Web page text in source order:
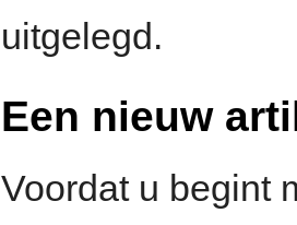
uitgelegd.
Een nieuw
Voordat u begint